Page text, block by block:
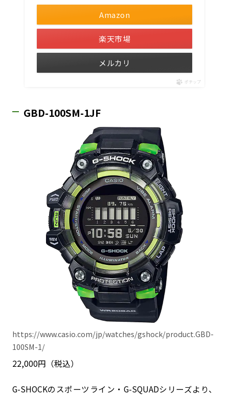
Amazon
楽天市場
メルカリ
ポチップ
GBD-100SM-1JF
https://www.casio.com/jp/watches/gshock/product.GBD-
100SM-1/
22,000円（税込）
G-SHOCKのスポーツライン・G-SQUADシリーズより、